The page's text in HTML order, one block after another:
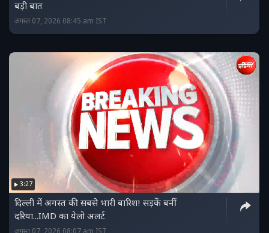
बड़ी बात
अगस्त 07, 2026 08:45 am IST
3:27
दिल्ली में अगस्त की सबसे भारी बारिश! सड़कें बनीं
दरिया...IMD का येलो अलर्ट